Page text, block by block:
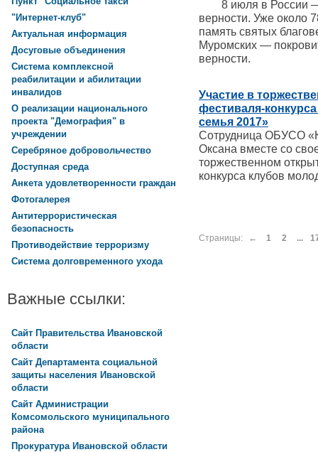
8 июля в России —
верности. Уже около
память святых
Муромских —
верности.
Участие в
фестиваля-
семья 2017»
Сотрудница ОБУСО
Оксана вместе со
торжественном
конкурса клубов
Страницы: ← 1 2 ...
"Интернет-клуб"
Актуальная информация
Досуговые объединения
Система комплексной
реабилитации и абилитации
инвалидов
О реализации национального
проекта "Демография" в
учреждении
Серебряное добровольчество
Доступная среда
Анкета удовлетворенности граждан
Фотогалерея
Антитеррористическая
безопасность
Противодействие терроризму
Система долговременного ухода
Важные ссылки:
Сайт Правительства Ивановской
области
Сайт Департамента социальной
защиты населения Ивановской
области
Сайт Администрации
Комсомольского муниципального
района
Прокуратура Ивановской области